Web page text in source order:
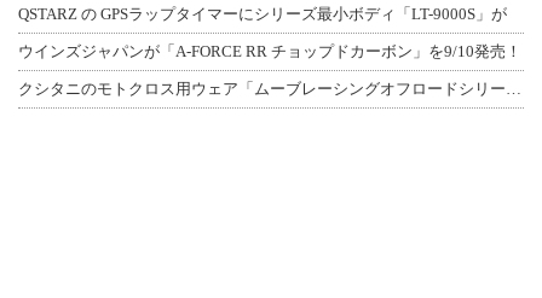
QSTARZ の GPSラップタイマーにシリーズ最小ボディ「LT-9000S」が
ウインズジャパンが「A-FORCE RR チョップドカーボン」を9/10発売！
クシタニのモトクロス用ウェア「ムーブレーシングオフロードシリーズ」3アイテムが登